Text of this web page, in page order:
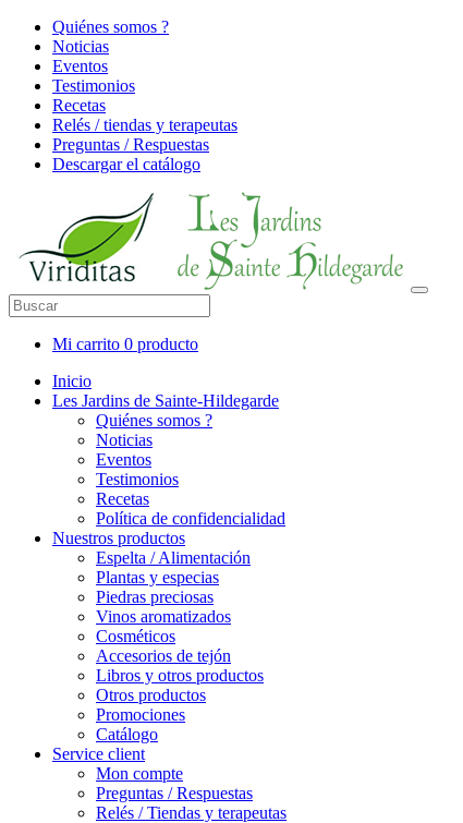
Quiénes somos ?
Noticias
Eventos
Testimonios
Recetas
Relés / tiendas y terapeutas
Preguntas / Respuestas
Descargar el catálogo
Mi carrito 0 producto
Inicio
Les Jardins de Sainte-Hildegarde
Quiénes somos ?
Noticias
Eventos
Testimonios
Recetas
Política de confidencialidad
Nuestros productos
Espelta / Alimentación
Plantas y especias
Piedras preciosas
Vinos aromatizados
Cosméticos
Accesorios de tejón
Libros y otros productos
Otros productos
Promociones
Catálogo
Service client
Mon compte
Preguntas / Respuestas
Relés / Tiendas y terapeutas